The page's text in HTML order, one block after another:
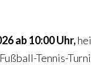
ab 10:00 Uhr,
Tennis-